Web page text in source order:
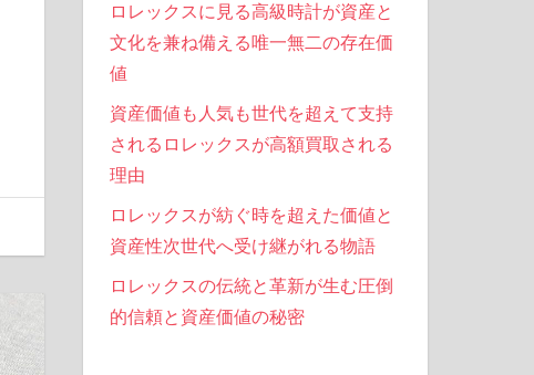
ロレックスに見る高級時計が資産と
文化を兼ね備える唯一無二の存在価
値
資産価値も人気も世代を超えて支持
されるロレックスが高額買取される
理由
ロレックスが紡ぐ時を超えた価値と
資産性次世代へ受け継がれる物語
ロレックスの伝統と革新が生む圧倒
的信頼と資産価値の秘密